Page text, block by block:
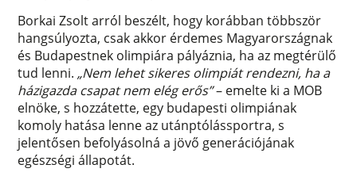
Borkai Zsolt arról beszélt, hogy korábban többször
hangsúlyozta, csak akkor érdemes Magyarországnak
és Budapestnek olimpiára pályáznia, ha az megtérülő
tud lenni. „Nem lehet sikeres olimpiát rendezni, ha a
házigazda csapat nem elég erős”– emelte ki a MOB
elnöke, s hozzátette, egy budapesti olimpiának
komoly hatása lenne az utánptólássportra, s
jelentősen befolyásolná a jövő generációjának
egészségi állapotát.